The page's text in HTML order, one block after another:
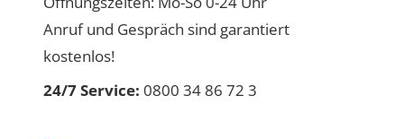
Anruf und Gespräch sind garantiert
kostenlos!
24/7 Service: 0800 34 86 72 3